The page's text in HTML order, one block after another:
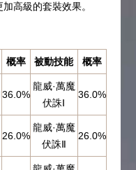
高級的套裝效果。
概率 被動技能 概率
36.0%
龍威·萬魔
伏誅Ⅰ
36.0%
26.0%
龍威·萬魔
伏誅Ⅱ
26.0%